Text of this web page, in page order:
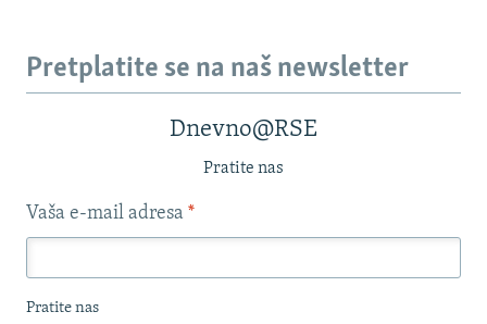
Pretplatite se na naš newsletter
Dnevno@RSE
Pratite nas
Vaša e-mail adresa *
Pratite nas